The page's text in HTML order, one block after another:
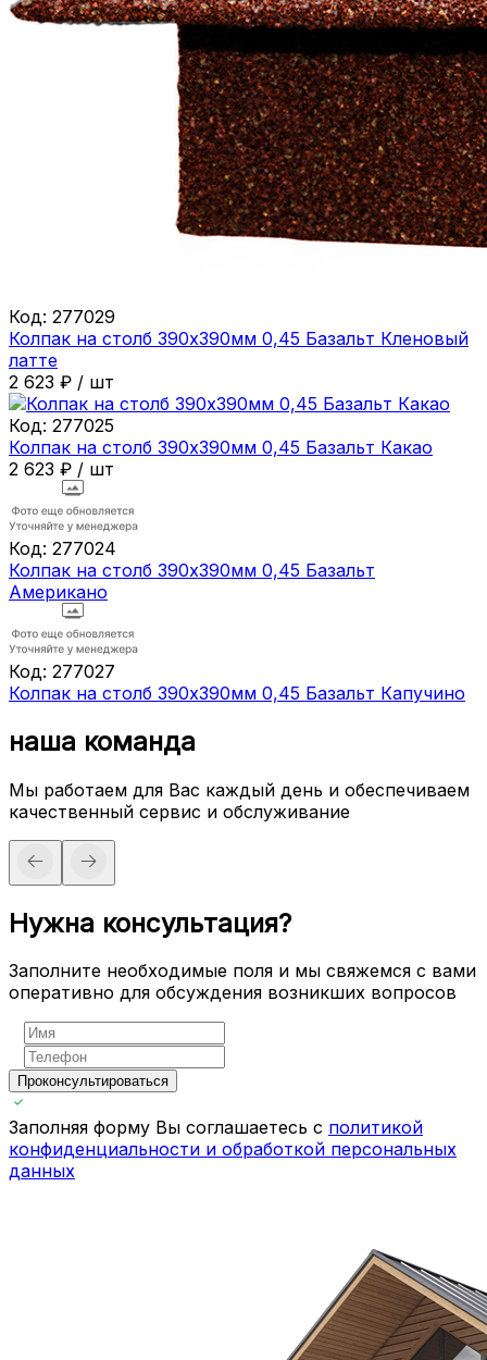
Код: 277029
Колпак на столб 390х390мм 0,45 Базальт Кленовый
латте
2 623 ₽ / шт
Код: 277025
Колпак на столб 390х390мм 0,45 Базальт Какао
2 623 ₽ / шт
Код: 277024
Колпак на столб 390х390мм 0,45 Базальт
Американо
Код: 277027
Колпак на столб 390х390мм 0,45 Базальт Капучино
наша команда
Мы работаем для Вас каждый день и обеспечиваем
качественный сервис и обслуживание
Нужна консультация?
Заполните необходимые поля и мы свяжемся с вами
оперативно для обсуждения возникших вопросов
Проконсультироваться
Заполняя форму Вы соглашаетесь с политикой
конфиденциальности и обработкой персональных
данных